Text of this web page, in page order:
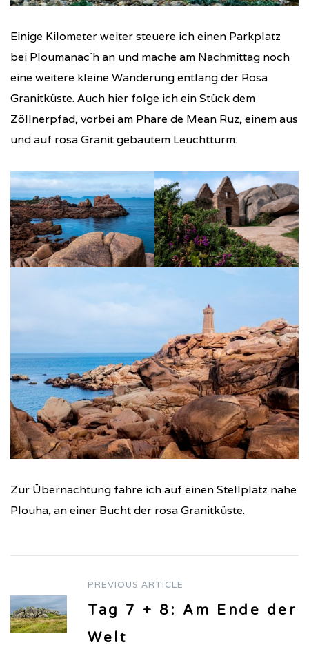
Einige Kilometer weiter steuere ich einen Parkplatz
bei Ploumanac´h an und mache am Nachmittag noch
eine weitere kleine Wanderung entlang der Rosa
Granitküste. Auch hier folge ich ein Stück dem
Zöllnerpfad, vorbei am Phare de Mean Ruz, einem aus
und auf rosa Granit gebautem Leuchtturm.
Zur Übernachtung fahre ich auf einen Stellplatz nahe
Plouha, an einer Bucht der rosa Granitküste.
Post
navigation
PREVIOUS ARTICLE
Tag 7 + 8: Am Ende der
Welt